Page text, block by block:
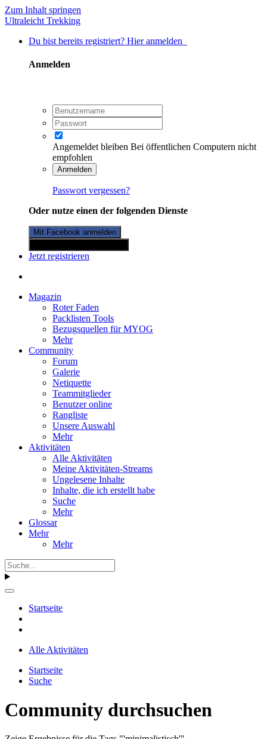
Zum Inhalt springen
Ultraleicht Trekking
Du bist bereits registriert? Hier anmelden
Anmelden
Angemeldet bleiben Bei öffentlichen Computern nicht
empfohlen
Anmelden
Passwort vergessen?
Oder nutze einen der folgenden Dienste
Mit Facebook anmelden
Jetzt registrieren
Magazin
Roter Faden
Packlisten Tools
Bezugsquellen für MYOG
Mehr
Community
Forum
Galerie
Netiquette
Teammitglieder
Benutzer online
Rangliste
Unsere Auswahl
Mehr
Aktivitäten
Alle Aktivitäten
Meine Aktivitäten-Streams
Ungelesene Inhalte
Inhalte, die ich erstellt habe
Suche
Mehr
Glossar
Mehr
Mehr
Startseite
Alle Aktivitäten
Startseite
Suche
Community durchsuchen